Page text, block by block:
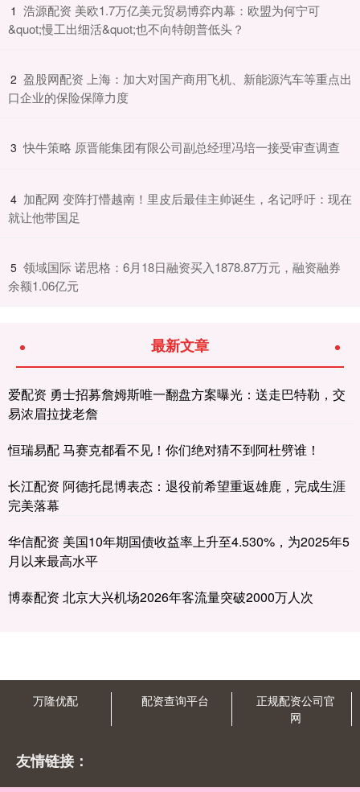
1 ​浩源配资 美欧1.7万亿美元贸易博弈内幕：欧盟为何宁可
&quot;慢工出细活&quot;也不向特朗普低头？
2 ​盈股网配资 上海：加大对国产商用飞机、新能源汽车等重点出
口企业的保险保障力度
3 ​快牛策略 原晋能集团有限公司副总经理冯培一接受审查调查
4 ​加配网 变阵打懵越南！里皮后最佳主帅诞生，名记呼吁：现在
就让他带国足
5 ​领域国际 诺思格：6月18日融资买入1878.87万元，融资融券
余额1.06亿元
最新文章
爱配资 勇士招募詹姆斯唯一翻盘方案曝光：送走巴特勒，交
易浓眉拉拢老詹
恒瑞易配 马赛克都看不见！你们绝对猜不到阿杜劈谁！
长江配资 阿德托昆博表态：退役前希望重返雄鹿，完成生涯
完美落幕
华信配资 美国10年期国债收益率上升至4.530%，为2025年5
月以来最高水平
博泰配资 北京大兴机场2026年客流量突破2000万人次
万隆优配 配资查询平台
正规配资公司官
网
友情链接：